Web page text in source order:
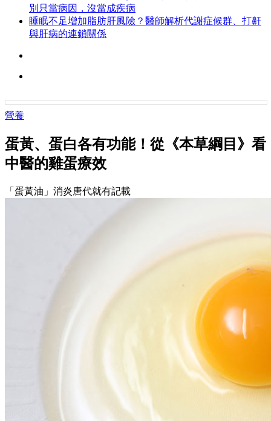
別只當病因，沒當成疾病
睡眠不足增加脂肪肝風險？醫師解析代謝症候群、打鼾
與肝病的連鎖關係
營養
蛋黃、蛋白各有功能！從《本草綱目》看
中醫的雞蛋療效
「蛋黃油」消炎唐代就有記載